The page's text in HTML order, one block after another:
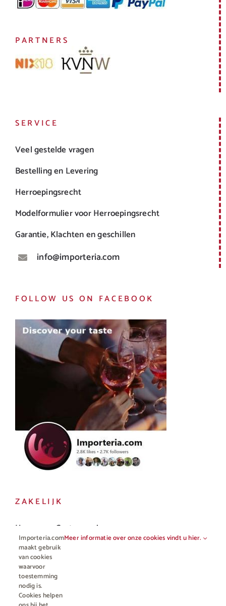
PARTNERS
SERVICE
Veel gestelde vragen
Bestelling en Levering
Herroepingsrecht
Modelformulier voor Herroepingsrecht
Garantie, Klachten en geschillen
info@importeria.com
FOLLOW US ON FACEBOOK
ZAKELIJK
Horeca en Gastronomie
Vakhandel
Importeria.com
maakt gebruik
van cookies
waarvoor
toestemming
nodig is.
Cookies helpen
Meer informatie over onze cookies vindt u hier.